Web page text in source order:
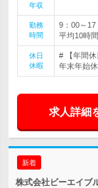
年収
勤務
時間
9：00～
平均10時
休日
休暇
# 【年間
年末年始
求人詳細
新着
株式会社ビーエイブ